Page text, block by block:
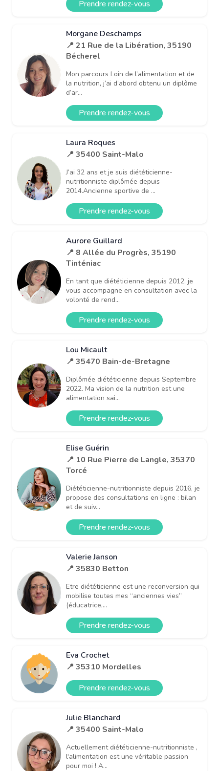
Prendre rendez-vous
Morgane Deschamps
📍 21 Rue de la Libération, 35190
Bécherel
Mon parcours Loin de l’alimentation et de
la nutrition, j’ai d’abord obtenu un diplôme
d’ar...
Prendre rendez-vous
Laura Roques
📍 35400 Saint-Malo
J’ai 32 ans et je suis diététicienne-
nutritionniste diplômée depuis
2014.Ancienne sportive de ...
Prendre rendez-vous
Aurore Guillard
📍 8 Allée du Progrès, 35190
Tinténiac
En tant que diététicienne depuis 2012, je
vous accompagne en consultation avec la
volonté de rend...
Prendre rendez-vous
Lou Micault
📍 35470 Bain-de-Bretagne
Diplômée diététicienne depuis Septembre
2022. Ma vision de la nutrition est une
alimentation sai...
Prendre rendez-vous
Elise Guérin
📍 10 Rue Pierre de Langle, 35370
Torcé
Diététicienne-nutritionniste depuis 2016, je
propose des consultations en ligne : bilan
et de suiv...
Prendre rendez-vous
Valerie Janson
📍 35830 Betton
Etre diététicienne est une reconversion qui
mobilise toutes mes “anciennes vies”
(éducatrice,...
Prendre rendez-vous
Eva Crochet
📍 35310 Mordelles
Prendre rendez-vous
Julie Blanchard
📍 35400 Saint-Malo
Actuellement diététicienne-nutritionniste ,
l'alimentation est une véritable passion
pour moi ! A...